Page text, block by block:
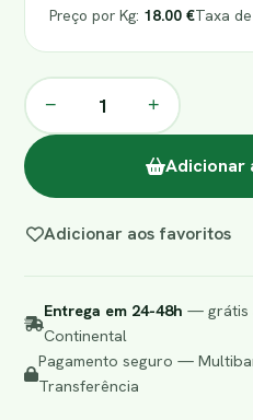
Preço por Kg: 18.00 €Taxa de
− +
Adicionar
Adicionar aos favoritos
Entrega em 24-48h — grátis
Continental
Pagamento seguro —
Transferência